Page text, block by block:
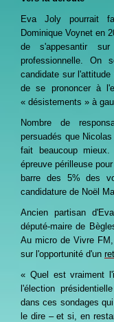
Eva Joly pourrait
Dominique Voynet en
de s'appesantir
professionnelle. On
candidate sur
de se prononcer à
« désistements » à
Nombre de
persuadés que
fait beaucoup
épreuve périlleuse
barre des 5% des
candidature de Noël
Ancien partisan
député-maire de
Au micro de Vivre
sur l'opportunité d'un
« Quel est vraiment
l'élection
dans ces sondages
le dire – et si, en